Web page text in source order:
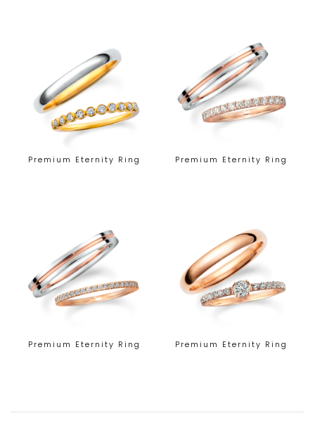
Premium Eternity Ring Premium Eternity Ring
Premium Eternity Ring Premium Eternity Ring